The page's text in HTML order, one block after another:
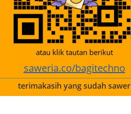
atau klik tautan berikut
saweria.co/bagitechno
terimakasih yang sudah sawer